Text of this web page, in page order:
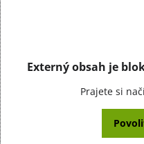
Externý obsah je
Prajete si